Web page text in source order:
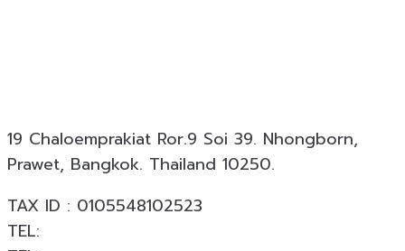
19 Chaloemprakiat Ror.9 Soi 39. Nhongborn,
Prawet, Bangkok. Thailand 10250.
TAX ID : 0105548102523
TEL: